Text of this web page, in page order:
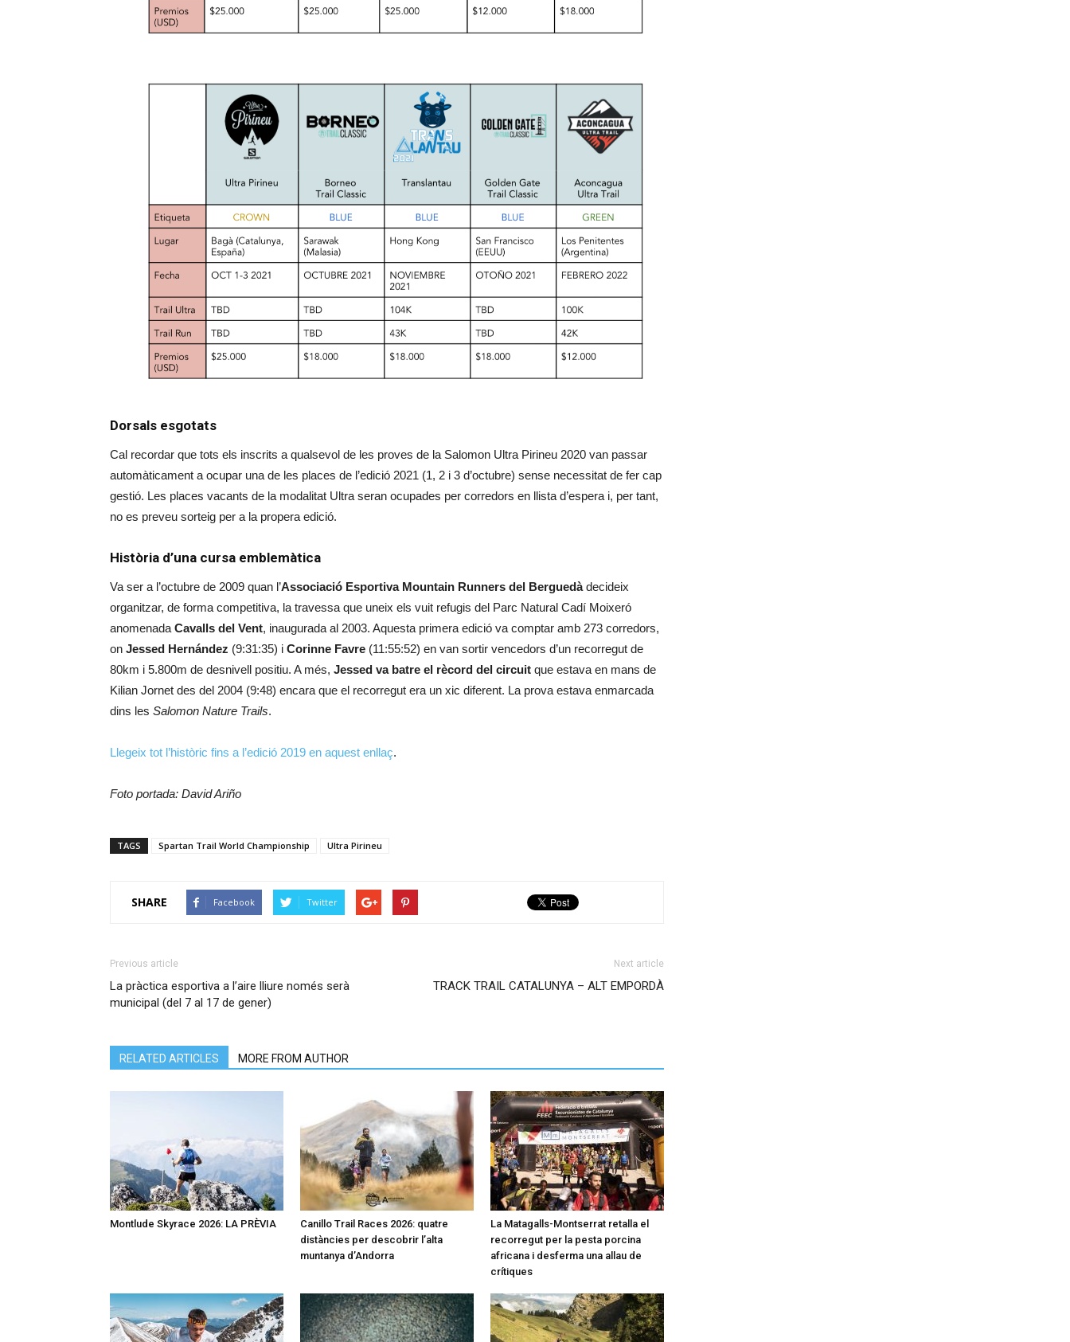
Dorsals esgotats
Cal recordar que tots els inscrits a qualsevol de les proves de la Salomon Ultra Pirineu 2020 van passar
automàticament a ocupar una de les places de l’edició 2021 (1, 2 i 3 d’octubre) sense necessitat de fer cap
gestió. Les places vacants de la modalitat Ultra seran ocupades per corredors en llista d’espera i, per tant,
no es preveu sorteig per a la propera edició.
Història d’una cursa emblemàtica
Va ser a l’octubre de 2009 quan l’Associació Esportiva Mountain Runners del Berguedàdecideix
organitzar, de forma competitiva, la travessa que uneix els vuit refugis del Parc Natural Cadí Moixeró
anomenada Cavalls del Vent, inaugurada al 2003. Aquesta primera edició va comptar amb 273 corredors,
on Jessed Hernández (9:31:35) i Corinne Favre (11:55:52) en van sortir vencedors d’un recorregut de
80km i 5.800m de desnivell positiu. A més, Jessed va batre el rècord del circuit que estava en mans de
Kilian Jornet des del 2004 (9:48) encara que el recorregut era un xic diferent. La prova estava enmarcada
dins les Salomon Nature Trails.
Llegeix tot l’històric fins a l’edició 2019 en aquest enllaç.
Foto portada: David Ariño
TAGS Spartan Trail World Championship Ultra Pirineu
SHARE Facebook Twitter
Previous article
La pràctica esportiva a l’aire lliure només serà
municipal (del 7 al 17 de gener)
Next article
TRACK TRAIL CATALUNYA – ALT EMPORDÀ
RELATED ARTICLES MORE FROM AUTHOR
Montlude Skyrace 2026: LA PRÈVIA
Canillo Trail Races 2026: quatre
distàncies per descobrir l’alta
muntanya d’Andorra
La Matagalls-Montserrat retalla el
recorregut per la pesta porcina
africana i desferma una allau de
crítiques